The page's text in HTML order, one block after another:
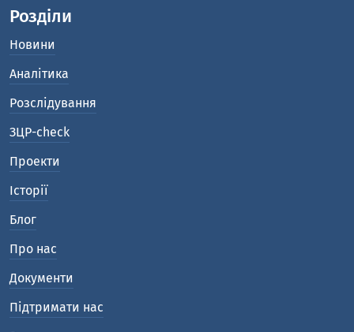
Розділи
Новини
Аналітика
Розслідування
ЗЦР-check
Проекти
Історії
Блог
Про нас
Документи
Підтримати нас